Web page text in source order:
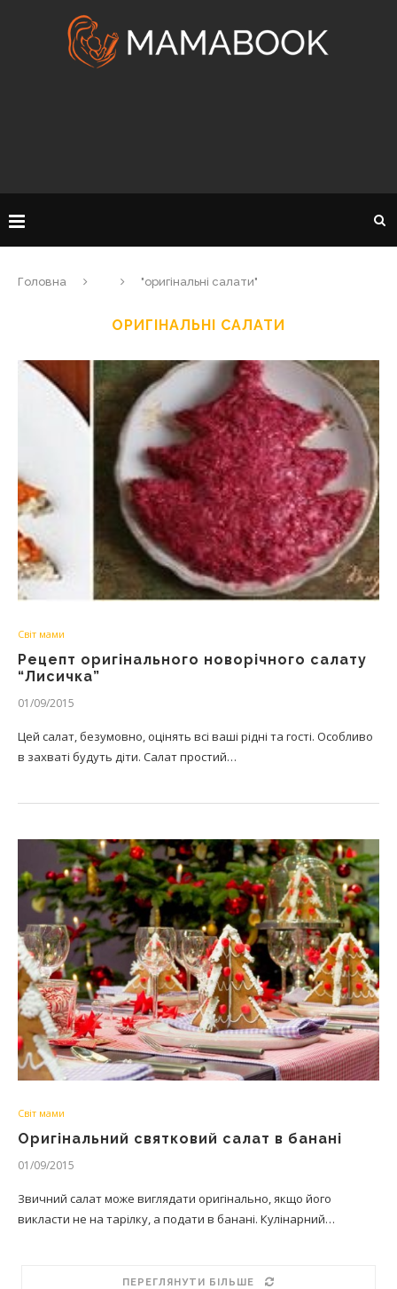
Головна "оригінальні салати"
ОРИГІНАЛЬНІ САЛАТИ
Світ мами
Рецепт оригінального новорічного салату
“Лисичка”
01/09/2015
Цей салат, безумовно, оцінять всі ваші рідні та гості. Особливо
в захваті будуть діти. Салат простий…
Світ мами
Оригінальний святковий салат в банані
01/09/2015
Звичний салат може виглядати оригінально, якщо його
викласти не на тарілку, а подати в банані. Кулінарний…
ПЕРЕГЛЯНУТИ БІЛЬШЕ